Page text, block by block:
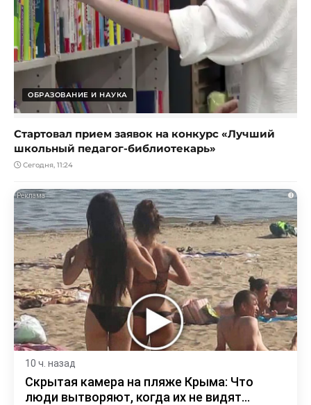
ОБРАЗОВАНИЕ И НАУКА
Стартовал прием заявок на конкурс «Лучший
школьный педагог-библиотекарь»
Сегодня, 11:24
i
10 ч. назад
Скрытая камера на пляже Крыма: Что
люди вытворяют, когда их не видят...